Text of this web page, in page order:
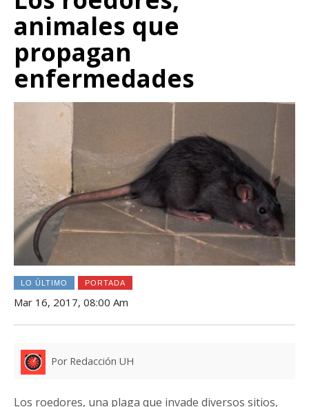
animales que
propagan
enfermedades
LO ÚLTIMO PORTADA
Mar 16, 2017, 08:00 Am
Por Redacción UH
Los roedores, una plaga que invade diversos sitios,